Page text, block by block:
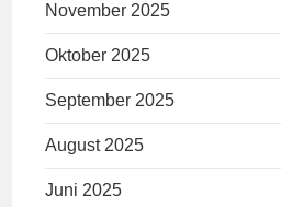
November 2025
Oktober 2025
September 2025
August 2025
Juni 2025